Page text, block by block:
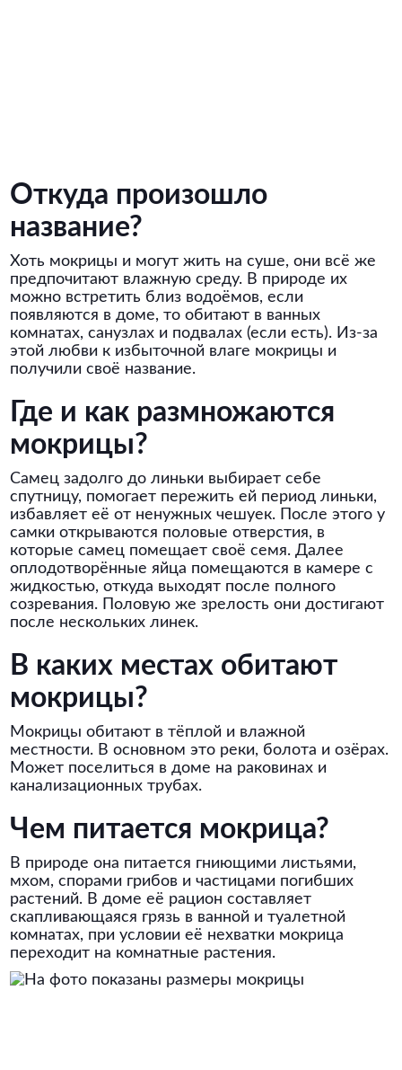
Откуда произошло
название?
Хоть мокрицы и могут жить на суше, они всё же
предпочитают влажную среду. В природе их
можно встретить близ водоёмов, если
появляются в доме, то обитают в ванных
комнатах, санузлах и подвалах (если есть). Из-за
этой любви к избыточной влаге мокрицы и
получили своё название.
Где и как размножаются
мокрицы?
Самец задолго до линьки выбирает себе
спутницу, помогает пережить ей период линьки,
избавляет её от ненужных чешуек. После этого у
самки открываются половые отверстия, в
которые самец помещает своё семя. Далее
оплодотворённые яйца помещаются в камере с
жидкостью, откуда выходят после полного
созревания. Половую же зрелость они достигают
после нескольких линек.
В каких местах обитают
мокрицы?
Мокрицы обитают в тёплой и влажной
местности. В основном это реки, болота и озёрах.
Может поселиться в доме на раковинах и
канализационных трубах.
Чем питается мокрица?
В природе она питается гниющими листьями,
мхом, спорами грибов и частицами погибших
растений. В доме её рацион составляет
скапливающаяся грязь в ванной и туалетной
комнатах, при условии её нехватки мокрица
переходит на комнатные растения.